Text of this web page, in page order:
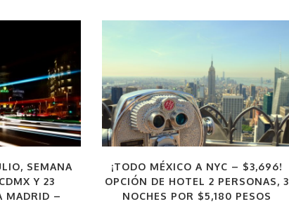
SEMANA
Y 23
MADRID –
¡TODO MÉXICO A NYC – $3,696!
OPCIÓN DE HOTEL 2 PERSONAS, 3
NOCHES POR $5,180 PESOS